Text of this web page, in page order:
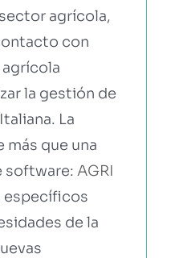
agrícola,
con
la gestión de
La
que una
software: AGRI
específicos
de la